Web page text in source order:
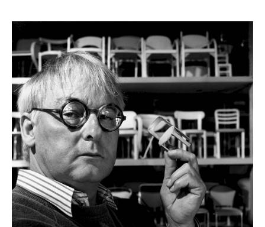
Petits rangements
Pièces détachées
... voir tous les rangements
Luminaires
Suspensions & Plafonniers
Lampes de table
Lampes de bureau
Lampadaires et Liseuses